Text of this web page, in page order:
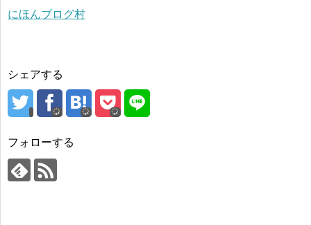
にほんブログ村
シェアする
フォローする